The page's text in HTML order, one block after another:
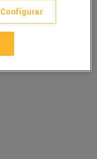
en
Configurar